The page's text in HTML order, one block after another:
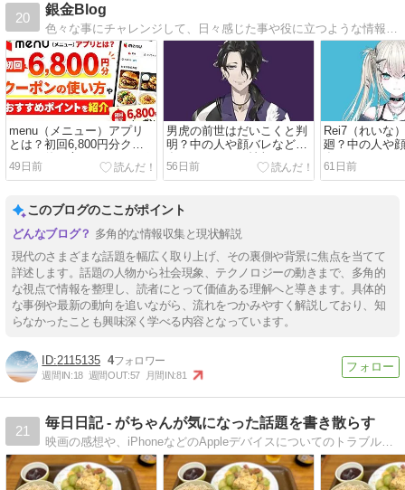
20
銀金Blog
menu（メニュー）アプリ
とは？初回6,800円分クー
ポンの使い方やおすすめポ
イントを紹介
49日前
男虎の前世はだいこくと判
明？中の人や顔バレなど現
在わかっている情報まとめ
56日前
Rei7（れいな
廻？中の人や
在わかってい
61日前
このブログのここがポイント
多角的な情報収集と現状解説
現代のさまざまな話題を幅広く取り上げ、その裏側や背景に焦点を当てて
詳述します。話題の人物から社会現象、テクノロジーの動きまで、多角的
な視点で情報を整理し、読者にとって価値ある理解へと導きます。具体的
な事例や最新の動向を追いながら、流れをつかみやすく解説しており、知
らなかったことも興味深く学べる内容となっています。
2115135 4
週間IN:18 週間OUT:57 月間IN:81
21
毎日日記 - がちゃんが気になった話題を書き散らす
映画の感想や、iPhoneなどのAppleデバイスについてのトラブル解決、旅行に行った際のライブ書き込み、音楽のライブの感想、その他気になるニュースについての感想など、気になった話題を書き散らしています。